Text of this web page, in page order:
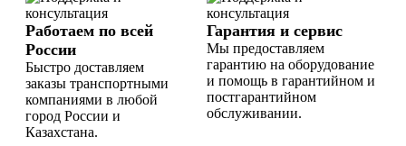
Работаем по всей
России
Быстро доставляем
заказы транспортными
компаниями в любой
город России и
Казахстана.
Гарантия и сервис
Мы предоставляем
гарантию на оборудование
и помощь в гарантийном и
постгарантийном
обслуживании.